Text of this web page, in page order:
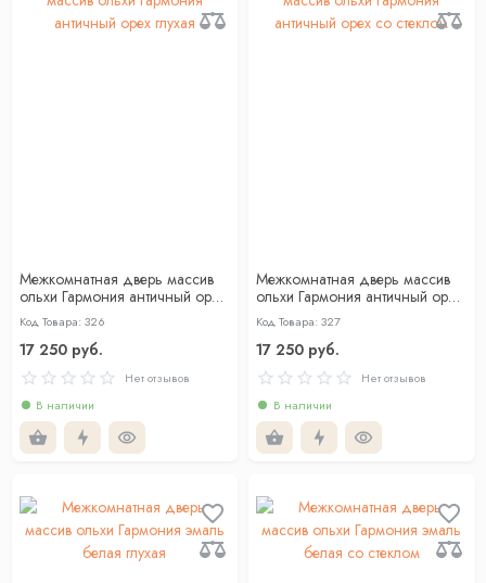
Межкомнатная дверь массив
ольхи Гармония античный орех
глухая
Код Товара: 326
17 250 руб.
Нет отзывов
В наличии
Межкомнатная дверь массив
ольхи Гармония античный орех
со стеклом
Код Товара: 327
17 250 руб.
Нет отзывов
В наличии